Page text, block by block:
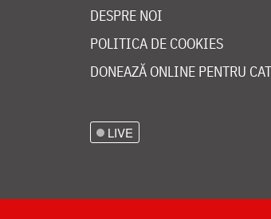
DESPRE NOI
POLITICA DE COOKIES
DONEAZĂ ONLINE PENTRU
LIVE